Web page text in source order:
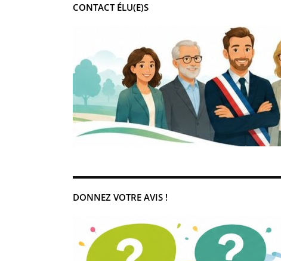
CONTACT ÉLU(E)S
DONNEZ VOTRE AVIS !